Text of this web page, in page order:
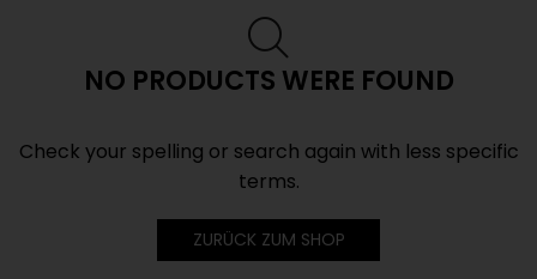
NO PRODUCTS WERE FOUND
Check your spelling or search again with less specific
terms.
ZURÜCK ZUM SHOP